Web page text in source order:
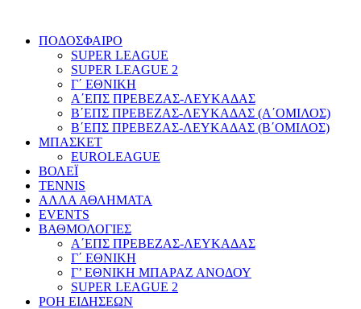
ΠΟΔΟΣΦΑΙΡΟ
SUPER LEAGUE
SUPER LEAGUE 2
Γ΄ ΕΘΝΙΚΗ
Α΄ΕΠΣ ΠΡΕΒΕΖΑΣ-ΛΕΥΚΑΔΑΣ
Β΄ΕΠΣ ΠΡΕΒΕΖΑΣ-ΛΕΥΚΑΔΑΣ (Α΄ΟΜΙΛΟΣ)
Β΄ΕΠΣ ΠΡΕΒΕΖΑΣ-ΛΕΥΚΑΔΑΣ (Β΄ΟΜΙΛΟΣ)
ΜΠΑΣΚΕΤ
EUROLEAGUE
ΒΟΛΕΪ
TENNIS
ΑΛΛΑ ΑΘΛΗΜΑΤΑ
EVENTS
ΒΑΘΜΟΛΟΓΙΕΣ
Α΄ΕΠΣ ΠΡΕΒΕΖΑΣ-ΛΕΥΚΑΔΑΣ
Γ΄ ΕΘΝΙΚΗ
Γ’ ΕΘΝΙΚΗ ΜΠΑΡΑΖ ΑΝΟΔΟΥ
SUPER LEAGUE 2
ΡΟΗ ΕΙΔΗΣΕΩΝ